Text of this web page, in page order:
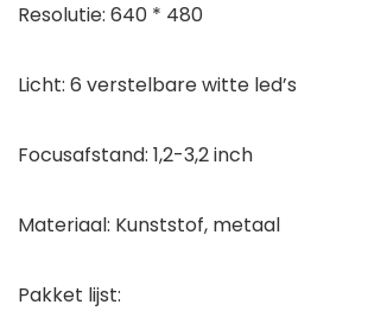
Resolutie: 640 * 480
Licht: 6 verstelbare witte led’s
Focusafstand: 1,2-3,2 inch
Materiaal: Kunststof, metaal
Pakket lijst: